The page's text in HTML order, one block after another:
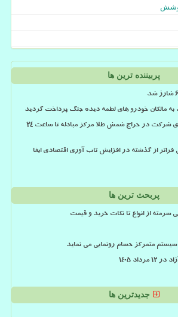
پربیننده ترین ها
مهلت واریز وجه الضمان برای شرکت در حراج شمش طلا مرکز مبادله تا ساعت ۲۴
از گذشته در افزایش تاب آوری اقتصادی ایفا
پربحث ترین ها
سرمته از انواع تا نکات خرید و قیمت
متمرکز حسام رونمایی می نماید
۱۴۰۵
جدیدترین ها